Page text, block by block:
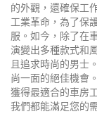
的外觀，還確保工
工業革命，為了保
服。如今，除了在
演變出多種款式和
且追求時尚的男士
尚一面的絕佳機會
獲得最適合的車房
我們都能滿足您的